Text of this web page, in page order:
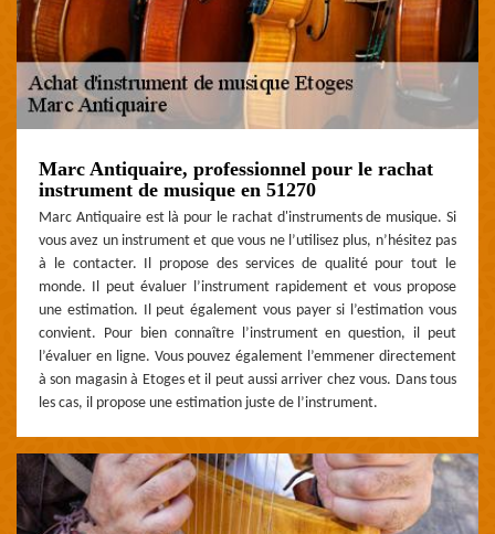
Marc Antiquaire, professionnel pour le rachat
instrument de musique en 51270
Marc Antiquaire est là pour le rachat d'instruments de musique. Si
vous avez un instrument et que vous ne l’utilisez plus, n’hésitez pas
à le contacter. Il propose des services de qualité pour tout le
monde. Il peut évaluer l’instrument rapidement et vous propose
une estimation. Il peut également vous payer si l’estimation vous
convient. Pour bien connaître l’instrument en question, il peut
l’évaluer en ligne. Vous pouvez également l’emmener directement
à son magasin à Etoges et il peut aussi arriver chez vous. Dans tous
les cas, il propose une estimation juste de l’instrument.